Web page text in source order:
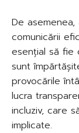
De
comunicării
esențial să fie
sunt
provocările
lucra
incluziv, care
implicate.